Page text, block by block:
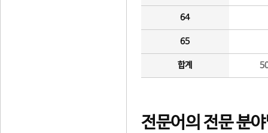
64
65
합계
전문어의 전문 분